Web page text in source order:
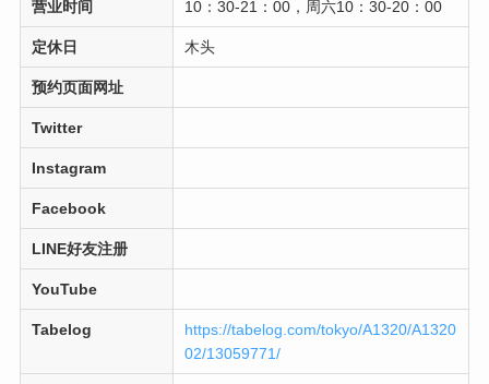
营业时间 10：30-21：00，周六10：30-20：00
定休日 木头
预约页面网址
Twitter
Instagram
Facebook
LINE好友注册
YouTube
Tabelog
https://tabelog.com/tokyo/A1320/A1320
02/13059771/